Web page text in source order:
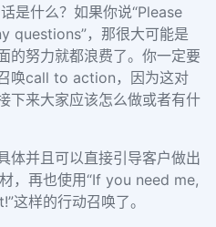
是什么？如果你说“Please
questions”，那很大可能是
的努力就都浪费了。你一定要
唤call to action，因为这对
下来大家应该怎么做或者有什
体并且可以直接引导客户做出
，再也使用“If you need me,
样的行动召唤了。